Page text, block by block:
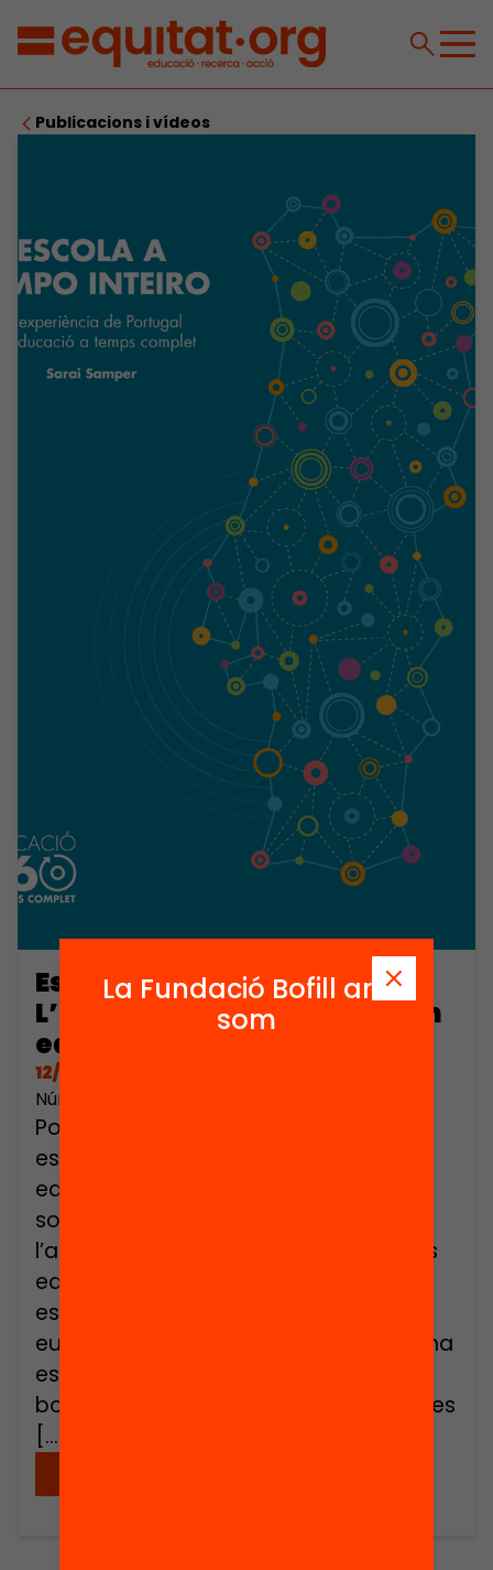
Publicacions i vídeos
Escola a Tempo Inteiro.
L’experiència de Portugal en
educació a temps complet
12/05/2022
Número de pàgines: 85
Portugal ha guanyat rellevància a
escala internacional per una política
educativa reeixida que de manera
sostinguda ha aconseguit reduir
l’abandó escolar i millorar els resultats
educatius fins a situar-se en
estàndards similars a la mitjana
europea. A més, Portugal gaudeix d’una
escola pública poc segregada i amb
bona reputació social. Una de les peces
[…]
La Fundació Bofill ara
som